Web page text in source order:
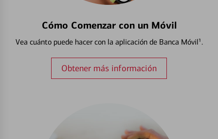
Cómo Comenzar con un Móvil
Vea cuánto puede hacer con la aplicación de Banca Móvil¹.
Obtener más información